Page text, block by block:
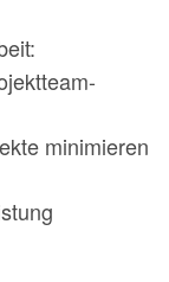
minimieren